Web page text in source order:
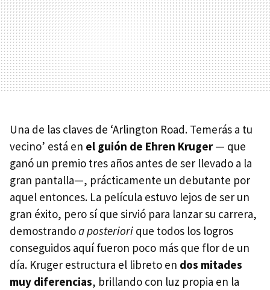
Una de las claves de ‘Arlington Road. Temerás a tu
vecino’ está en el guión de Ehren Kruger— que
ganó un premio tres años antes de ser llevado a la
gran pantalla—, prácticamente un debutante por
aquel entonces. La película estuvo lejos de ser un
gran éxito, pero sí que sirvió para lanzar su carrera,
demostrandoa posteriori que todos los logros
conseguidos aquí fueron poco más que flor de un
día. Kruger estructura el libreto en dos mitades
muy diferencias, brillando con luz propia en la